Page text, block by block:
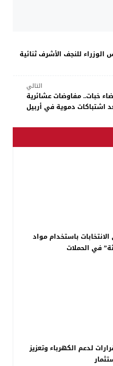
للنجف الأشرف ثنائية
التالي
خبات.. مفاوضات عشائرية
اشتباكات دموية في أربيل
باستخدام مواد
في الحملات
لدعم الكهرباء وتعزيز